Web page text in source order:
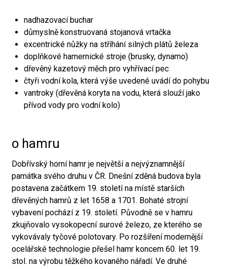
nadhazovací buchar
důmyslně konstruovaná stojanová vrtačka
excentrické nůžky na stříhání silných plátů železa
doplňkové hamernické stroje (brusky, dynamo)
dřevěný kazetový měch pro vyhřívací pec
čtyři vodní kola, která výše uvedené uvádí do pohybu
vantroky (dřevěná koryta na vodu, která slouží jako
přívod vody pro vodní kolo)
o hamru
Dobřívský horní hamr je největší a nejvýznamnější
památka svého druhu v ČR. Dnešní zděná budova byla
postavena začátkem 19. století na místě starších
dřevěných hamrů z let 1658 a 1701. Bohaté strojní
vybavení pochází z 19. století. Původně se v hamru
zkujňovalo vysokopecní surové železo, ze kterého se
vykovávaly tyčové polotovary. Po rozšíření modernější
ocelářské technologie přešel hamr koncem 60. let 19.
stol. na výrobu těžkého kovaného nářadí. Ve druhé